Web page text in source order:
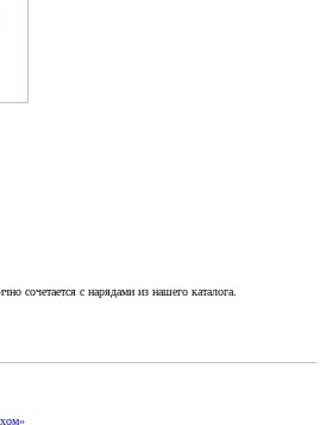
сочетается с нарядами из нашего каталога.